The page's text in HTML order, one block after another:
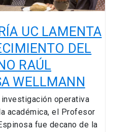
UC LAMENTA
DEL
RAÚL
WELLMANN
investigación operativa
académica, el Profesor
fue decano de la